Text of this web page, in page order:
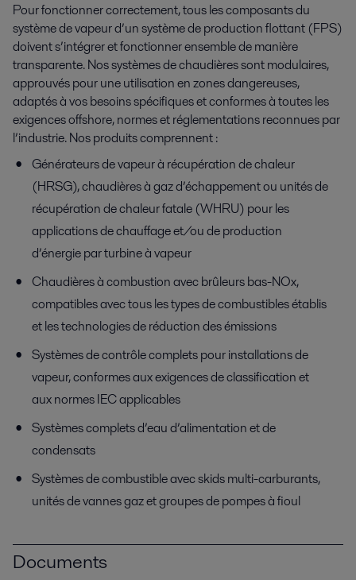
Pour fonctionner correctement, tous les composants du
système de vapeur d’un système de production flottant (FPS)
doivent s’intégrer et fonctionner ensemble de manière
transparente. Nos systèmes de chaudières sont modulaires,
approuvés pour une utilisation en zones dangereuses,
adaptés à vos besoins spécifiques et conformes à toutes les
exigences offshore, normes et réglementations reconnues par
l’industrie. Nos produits comprennent :
Générateurs de vapeur à récupération de chaleur
(HRSG), chaudières à gaz d’échappement ou unités de
récupération de chaleur fatale (WHRU) pour les
applications de chauffage et/ou de production
d’énergie par turbine à vapeur
Chaudières à combustion avec brûleurs bas-NOx,
compatibles avec tous les types de combustibles établis
et les technologies de réduction des émissions
Systèmes de contrôle complets pour installations de
vapeur, conformes aux exigences de classification et
aux normes IEC applicables
Systèmes complets d’eau d’alimentation et de
condensats
Systèmes de combustible avec skids multi-carburants,
unités de vannes gaz et groupes de pompes à fioul
Documents